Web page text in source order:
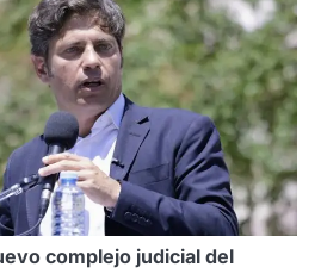
complejo judicial del